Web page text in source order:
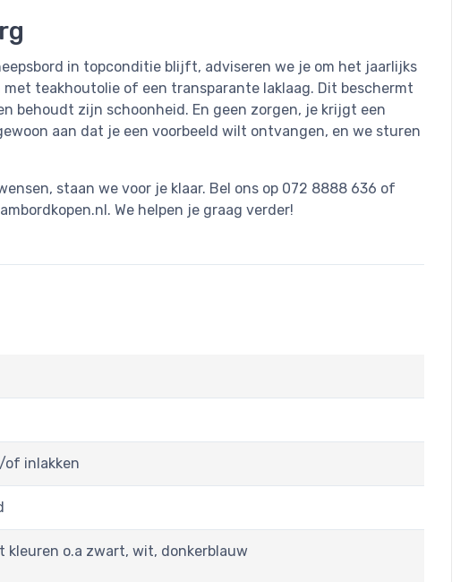
in topconditie blijft, adviseren we je om het jaarlijks
teakhoutolie of een transparante laklaag. Dit beschermt
behoudt zijn schoonheid. En geen zorgen, je krijgt een
aan dat je een voorbeeld wilt ontvangen, en we sturen
staan we voor je klaar. Bel ons op 072 8888 636 of
. We helpen je graag verder!
of inlakken
kleuren o.a zwart, wit, donkerblauw